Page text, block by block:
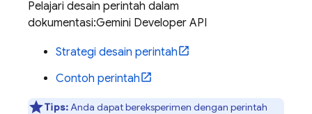
Pelajari desain perintah dalam
dokumentasi:Gemini Developer API
Strategi desain perintah
Contoh perintah
Tips:Anda dapat bereksperimen dengan perintah